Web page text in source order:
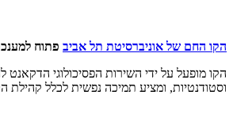
הקו החם של אוניברסיטת תל אביב פתוח
הקו מופעל על ידי השירות הפסיכולוגי הדקאנט
וסטודנטיות, ומציע תמיכה נפשית לכלל קהילת